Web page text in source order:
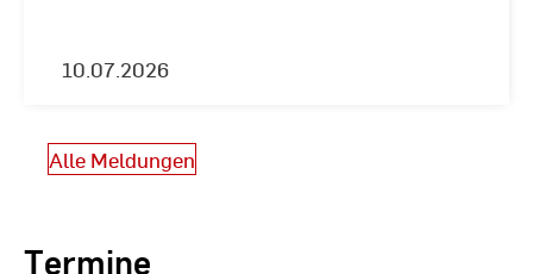
10.07.2026
Alle Meldungen
Termine